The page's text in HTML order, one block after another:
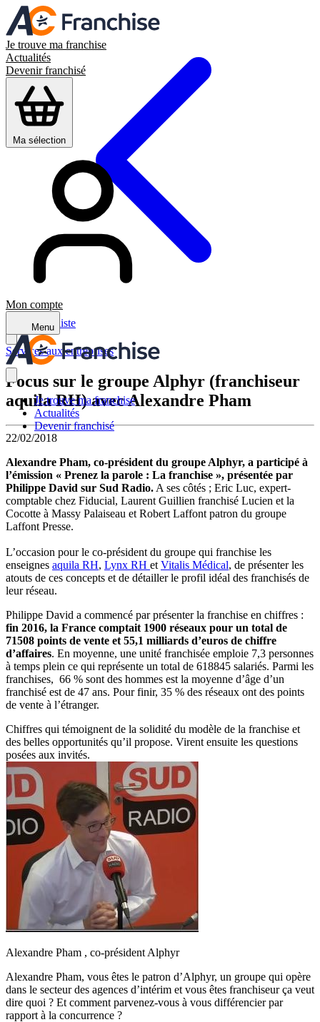
Je trouve ma franchise
Actualités
Devenir franchisé
Ma sélection
Mon compte
Menu
Je trouve ma franchise
Actualités
Devenir franchisé
Retour à la liste
Services aux entreprises
Focus sur le groupe Alphyr (franchiseur
aquila RH) avec Alexandre Pham
22/02/2018
Alexandre Pham, co-président du groupe Alphyr, a participé à
l’émission « Prenez la parole : La franchise », présentée par
Philippe David sur Sud Radio. A ses côtés ; Eric Luc, expert-
comptable chez Fiducial, Laurent Guillien franchisé Lucien et la
Cocotte à Massy Palaiseau et Robert Laffont patron du groupe
Laffont Presse.
L’occasion pour le co-président du groupe qui franchise les
enseignes aquila RH, Lynx RH et Vitalis Médical, de présenter les
atouts de ces concepts et de détailler le profil idéal des franchisés de
leur réseau.
Philippe David a commencé par présenter la franchise en chiffres :
fin 2016, la France comptait 1900 réseaux pour un total de
71508 points de vente et 55,1 milliards d’euros de chiffre
d’affaires. En moyenne, une unité franchisée emploie 7,3 personnes
à temps plein ce qui représente un total de 618845 salariés. Parmi les
franchises, 66 % sont des hommes est la moyenne d’âge d’un
franchisé est de 47 ans. Pour finir, 35 % des réseaux ont des points
de vente à l’étranger.
Chiffres qui témoignent de la solidité du modèle de la franchise et
des belles opportunités qu’il propose. Virent ensuite les questions
posées aux invités.
Alexandre Pham , co-président Alphyr
Alexandre Pham, vous êtes le patron d’Alphyr, un groupe qui opère
dans le secteur des agences d’intérim et vous êtes franchiseur ça veut
dire quoi ? Et comment parvenez-vous à vous différencier par
rapport à la concurrence ?